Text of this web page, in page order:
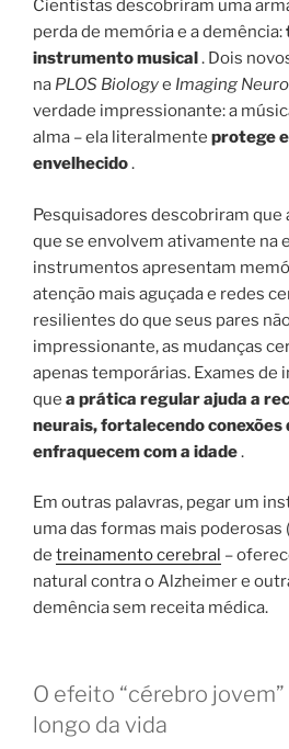
Cientistas descobriram uma
perda de memória e a demência:
instrumento musical . Dois
na PLOS Biologye Imaging
verdade impressionante: a
alma – ela literalmente protege
envelhecido.
Pesquisadores descobriram que
que se envolvem ativamente na
instrumentos apresentam
atenção mais aguçada e redes
resilientes do que seus pares
impressionante, as mudanças
apenas temporárias. Exames de
que a prática regular ajuda a
neurais, fortalecendo
enfraquecem com a idade.
Em outras palavras, pegar um
uma das formas mais poderosas
de treinamento cerebral –
natural contra o Alzheimer e
demência sem receita médica.
O efeito “cérebro
longo da vida